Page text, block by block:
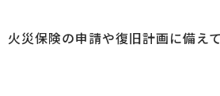
災保険の申請や復旧計画に備え